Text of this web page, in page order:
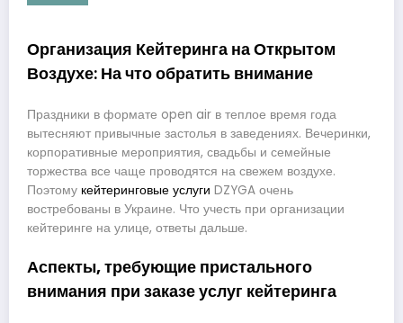
Организация Кейтеринга на Открытом
Воздухе: На что обратить внимание
Праздники в формате open air в теплое время года
вытесняют привычные застолья в заведениях. Вечеринки,
корпоративные мероприятия, свадьбы и семейные
торжества все чаще проводятся на свежем воздухе.
Поэтому кейтеринговые услуги DZYGA очень
востребованы в Украине. Что учесть при организации
кейтеринге на улице, ответы дальше.
Аспекты, требующие пристального
внимания при заказе услуг кейтеринга